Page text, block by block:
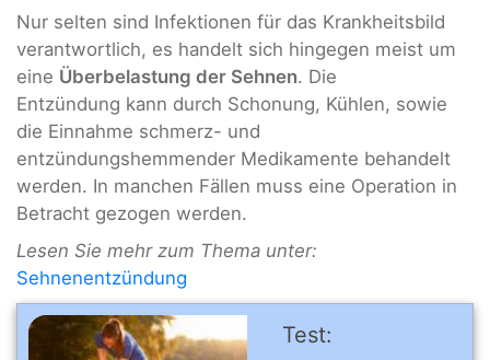
Nur selten sind Infektionen für das Krankheitsbild
verantwortlich, es handelt sich hingegen meist um
eine Überbelastung der Sehnen. Die
Entzündung kann durch Schonung, Kühlen, sowie
die Einnahme schmerz- und
entzündungshemmender Medikamente behandelt
werden. In manchen Fällen muss eine Operation in
Betracht gezogen werden.
Lesen Sie mehr zum Thema unter:
Sehnenentzündung
Test: